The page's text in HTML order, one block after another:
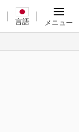
言語 メニュー